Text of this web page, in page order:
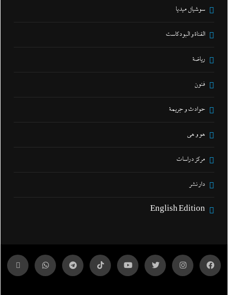
سوشيال ميديا
القناة و البودكاست
رياضة
فنون
حوادث و جريمة
هو و هي
مركز دراسات
دار نشر
English Edition